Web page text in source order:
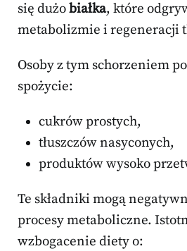
się dużobiałka, które
metabolizmie i regeneracji
Osoby z tym schorzeniem
spożycie:
cukrów prostych,
tłuszczów nasyconych,
produktów wysoko
Te składniki mogą
procesy metaboliczne.
wzbogacenie diety o: